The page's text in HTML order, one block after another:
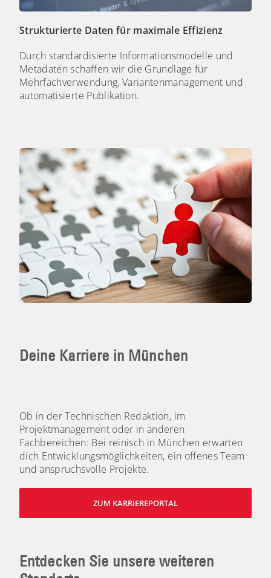
Strukturierte Daten für maximale Effizienz
Durch standardisierte Informationsmodelle und
Metadaten schaffen wir die Grundlage für
Mehrfachverwendung, Variantenmanagement und
automatisierte Publikation.
Deine Karriere in München
Ob in der Technischen Redaktion, im
Projektmanagement oder in anderen
Fachbereichen: Bei reinisch in München erwarten
dich Entwicklungsmöglichkeiten, ein offenes Team
und anspruchsvolle Projekte.
ZUM KARRIEREPORTAL
Entdecken Sie unsere weiteren